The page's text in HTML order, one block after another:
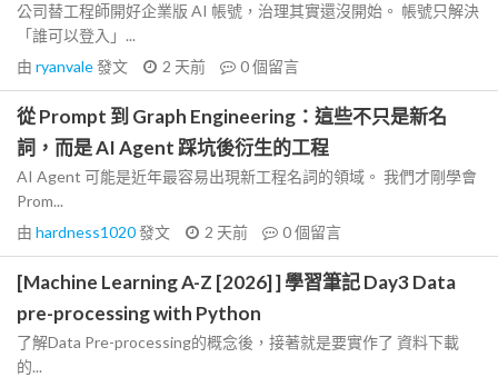
公司替工程師開好企業版 AI 帳號，治理其實還沒開始。 帳號只解決
「誰可以登入」...
由 ryanvale發文 2 天前 0個留言
從 Prompt 到 Graph Engineering：這些不只是新名
詞，而是 AI Agent 踩坑後衍生的工程
AI Agent 可能是近年最容易出現新工程名詞的領域。 我們才剛學會
Prom...
由 hardness1020發文 2 天前 0個留言
[Machine Learning A-Z [2026] ] 學習筆記 Day3 Data
pre-processing with Python
了解Data Pre-processing的概念後，接著就是要實作了 資料下載
的...